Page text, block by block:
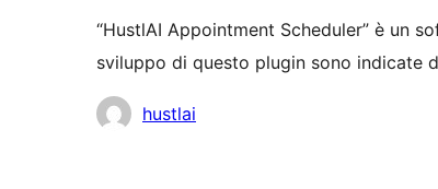
“HustlAI Appointment Scheduler” è un
sviluppo di questo plugin sono indicate
Collaboratori
hustlai